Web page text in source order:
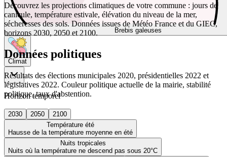
Brebis galeuses
Climat
Horizon temporel
2030 2050
2100
Température été
Hausse de la température moyenne en été
Nuits tropicales
Nuits où la température ne descend pas sous 20°C
Découvrez les projections climatiques de votre commune : jours de
canicule, température estivale, élévation du niveau de la mer,
sécheresses des sols. Données issues de Météo France et du GIEC,
horizons 2030, 2050 et 2100.
Données politiques
Résultats des élections municipales 2020, présidentielles 2022 et
législatives 2022. Couleur politique actuelle de la mairie, stabilité
politique, taux d'abstention.